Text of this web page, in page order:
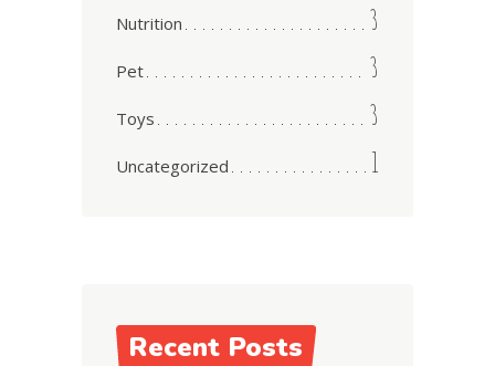
Nutrition 3
Pet 3
Toys 3
Uncategorized 1
Recent Posts